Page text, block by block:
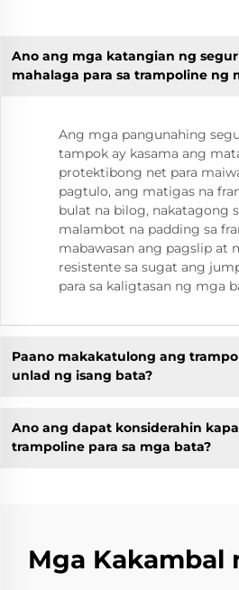
Ano ang mga katangian ng
mahalaga para sa trampoline ng
Ang mga pangunahing
tampok ay kasama ang
protektibong net para
pagtulo, ang matigas na
bulat na bilog, nakatagong
malambot na padding sa
mabawasan ang pagslip at
resistente sa sugat ang
para sa kaligtasan ng mga
Paano makakatulong ang
unlad ng isang bata?
Ano ang dapat konsiderahin
trampoline para sa mga bata?
Mga Kakambal